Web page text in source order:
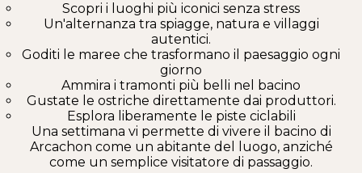
Scopri i luoghi più iconici senza stress
Un'alternanza tra spiagge, natura e villaggi
autentici.
Goditi le maree che trasformano il paesaggio ogni
giorno
Ammira i tramonti più belli nel bacino
Gustate le ostriche direttamente dai produttori.
Esplora liberamente le piste ciclabili
Una settimana vi permette di vivere il bacino di
Arcachon come un abitante del luogo, anziché
come un semplice visitatore di passaggio.